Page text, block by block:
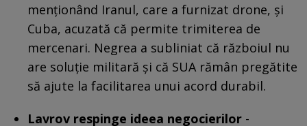
menționând Iranul, care a furnizat drone, și
Cuba, acuzată că permite trimiterea de
mercenari. Negrea a subliniat că războiul nu
are soluție militară și că SUA rămân pregătite
să ajute la facilitarea unui acord durabil.
Lavrov respinge ideea negocierilor -